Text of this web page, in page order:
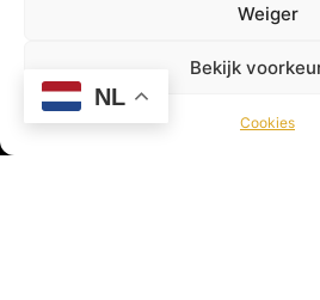
Weiger
Bekijk
Cookies
NL